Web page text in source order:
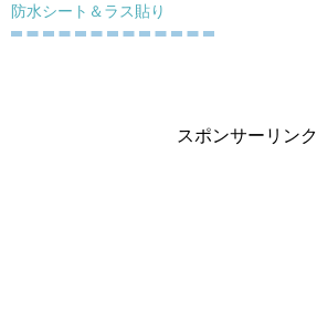
防水シート＆ラス貼り
スポンサーリンク